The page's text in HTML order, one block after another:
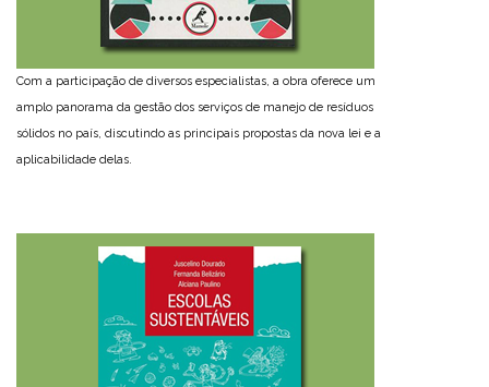
Com a participação de diversos especialistas, a obra oferece um
amplo panorama da gestão dos serviços de manejo de resíduos
sólidos no país, discutindo as principais propostas da nova lei e a
aplicabilidade delas.